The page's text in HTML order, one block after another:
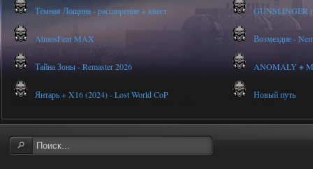
Тёмная Лощина - расширение + квест GUNSLINGER
AtmosFear MAX Возмездие -
Тайна Зоны - Remaster 2026 ANOMALY ※
Янтарь + X16 (2024) - Lost World CoP Новый путь